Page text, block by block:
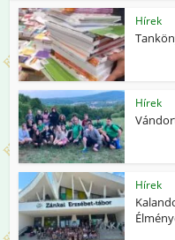
Hírek
Hírek
Hírek